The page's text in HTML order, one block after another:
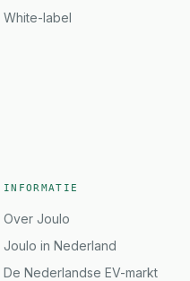
White-label
INFORMATIE
Over Joulo
Joulo in Nederland
De Nederlandse EV-markt